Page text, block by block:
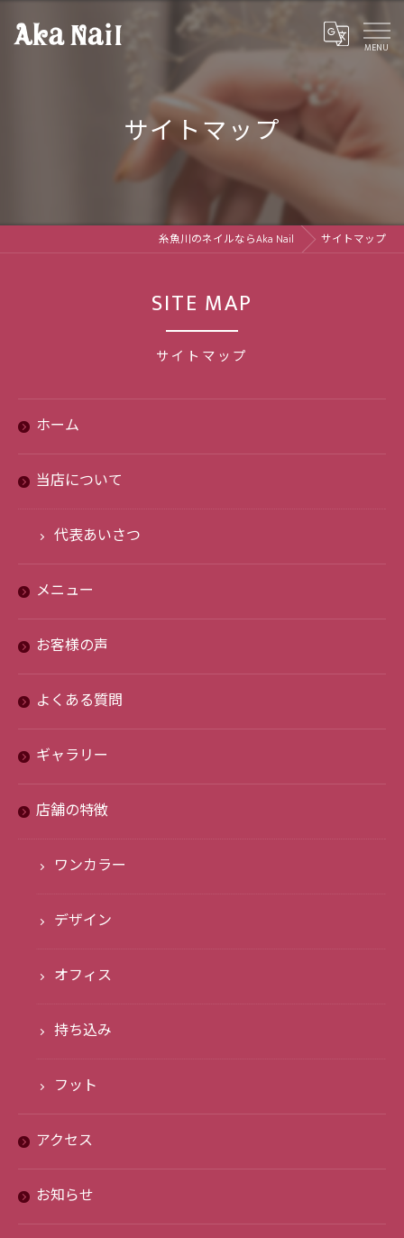
サイトマップ
糸魚川のネイルならAka Nail サイトマップ
サイトマップ
SITE MAP
ホーム
当店について
代表あいさつ
メニュー
お客様の声
よくある質問
ギャラリー
店舗の特徴
ワンカラー
デザイン
オフィス
持ち込み
フット
アクセス
お知らせ